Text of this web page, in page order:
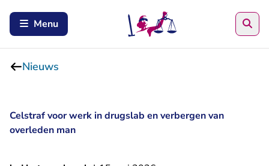
Menu
Nieuws
Celstraf voor werk in drugslab en verbergen van
overleden man